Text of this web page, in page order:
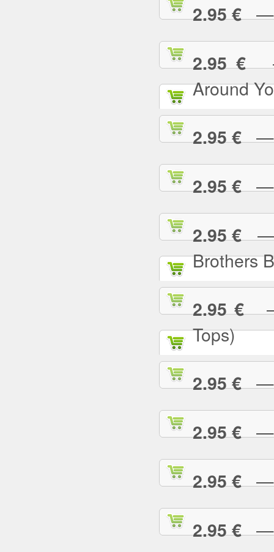
2.95 €—
2.95 €—
Around
2.95 €—
2.95 €—
2.95 €—
Brothers
2.95 €—
Tops)
2.95 €—
2.95 €—
2.95 €—
2.95 €—